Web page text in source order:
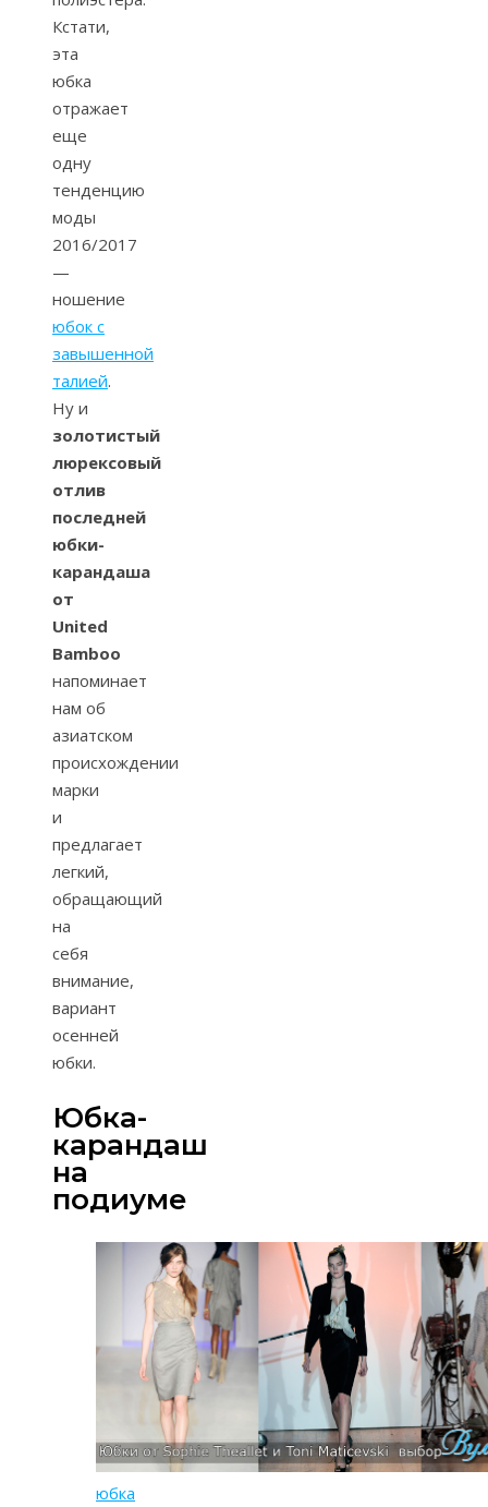
Кстати,
эта
юбка
отражает
еще
одну
тенденцию
моды
2016/2017
—
ношение
юбок с
завышенной
талией.
Ну и
золотистый
люрексовый
отлив
последней
юбки-
карандаша
от
United
Bamboo
напоминает
нам об
азиатском
происхождении
марки
и
предлагает
легкий,
обращающий
на
себя
внимание,
вариант
осенней
юбки.
Юбка-
карандаш
на
подиуме
юбка